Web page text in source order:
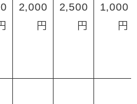
2,000
円
2,500
円
1,000
円